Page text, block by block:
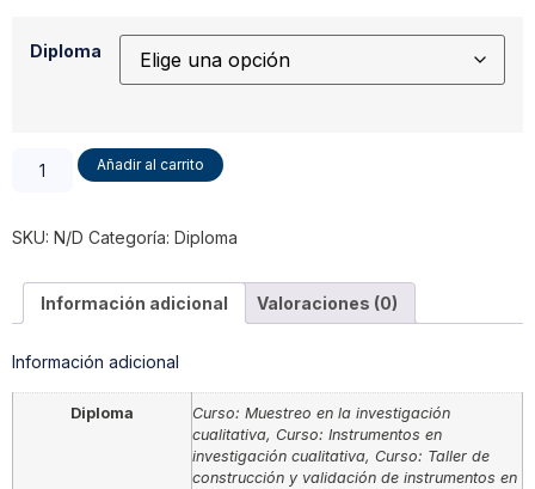
Diploma
Añadir al carrito
SKU: N/D Categoría: Diploma
Información adicional Valoraciones (0)
Información adicional
Diploma
Curso: Muestreo en la investigación
cualitativa, Curso: Instrumentos en
investigación cualitativa, Curso: Taller de
construcción y validación de instrumentos en